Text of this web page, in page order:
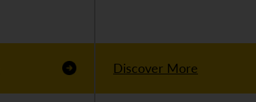
Discover More